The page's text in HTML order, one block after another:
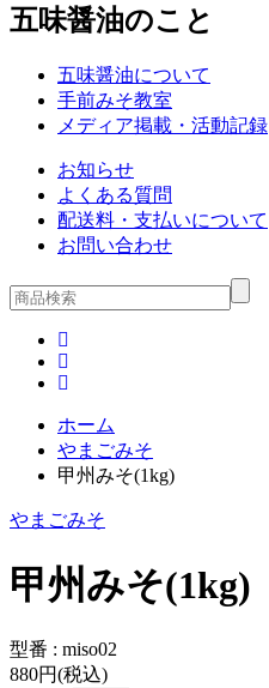
五味醤油のこと
五味醤油について
手前みそ教室
メディア掲載・活動記録
お知らせ
よくある質問
配送料・支払いについて
お問い合わせ
ホーム
やまごみそ
甲州みそ(1kg)
やまごみそ
甲州みそ(1kg)
型番 : miso02
880円(税込)